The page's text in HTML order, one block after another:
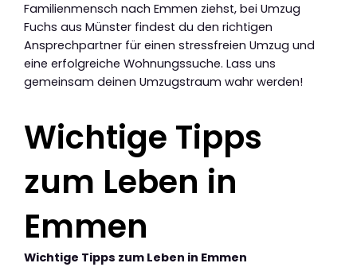
Familienmensch nach Emmen ziehst, bei Umzug
Fuchs aus Münster findest du den richtigen
Ansprechpartner für einen stressfreien Umzug und
eine erfolgreiche Wohnungssuche. Lass uns
gemeinsam deinen Umzugstraum wahr werden!
Wichtige Tipps
zum Leben in
Emmen
Wichtige Tipps zum Leben in Emmen